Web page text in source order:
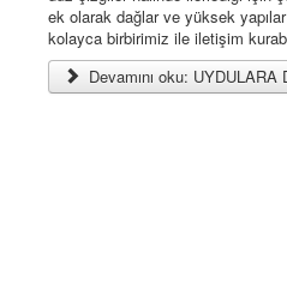
ek olarak dağlar ve yüksek
kolayca birbirimiz ile iletişim
Devamını oku: UYDULARA